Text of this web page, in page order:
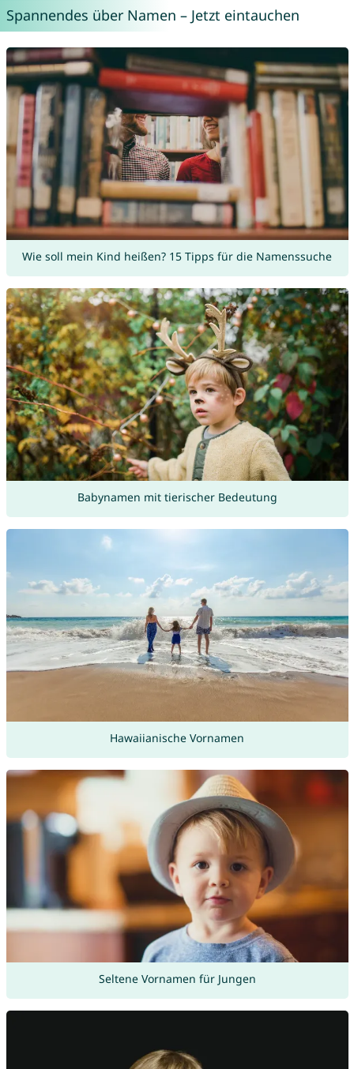
Spannendes über Namen – Jetzt eintauchen
Wie soll mein Kind heißen? 15 Tipps für die Namenssuche
Babynamen mit tierischer Bedeutung
Hawaiianische Vornamen
Seltene Vornamen für Jungen